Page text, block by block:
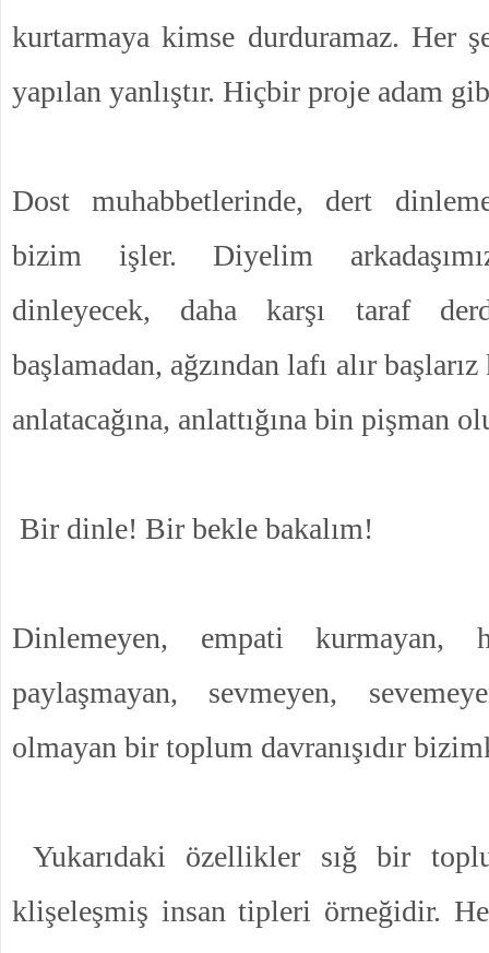
kurtarmaya kimse durduramaz. Her
yapılan yanlıştır. Hiçbir proje adam
Dost muhabbetlerinde, dert
bizim işler. Diyelim
dinleyecek, daha karşı taraf
başlamadan, ağzından lafı alır
anlatacağına, anlattığına bin pişman
Bir dinle! Bir bekle bakalım!
Dinlemeyen, empati kurmayan,
paylaşmayan, sevmeyen,
olmayan bir toplum davranışıdır
Yukarıdaki özellikler sığ bir
klişeleşmiş insan tipleri örneğidir.